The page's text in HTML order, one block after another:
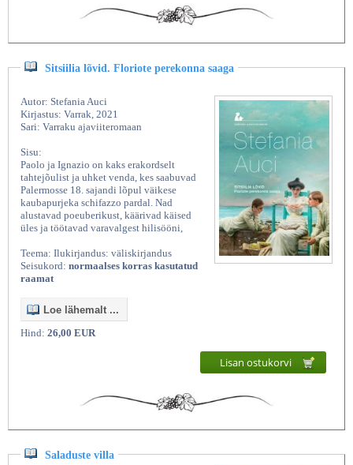
Sitsiilia lõvid. Floriote perekonna saaga
Autor: Stefania Auci
Kirjastus: Varrak, 2021
Sari: Varraku ajaviiteromaan
Sisu:
Paolo ja Ignazio on kaks erakordselt
tahtejõulist ja uhket venda, kes saabuvad
Palermosse 18. sajandi lõpul väikese
kaubapurjeka schifazzo pardal. Nad
alustavad poeuberikust, käärivad käised
üles ja töötavad varavalgest hilisööni,
Teema: Ilukirjandus: väliskirjandus
Seisukord: normaalses korras kasutatud
raamat
Loe lähemalt ...
Hind: 26,00 EUR
Lisan ostukorvi
Saladuste villa